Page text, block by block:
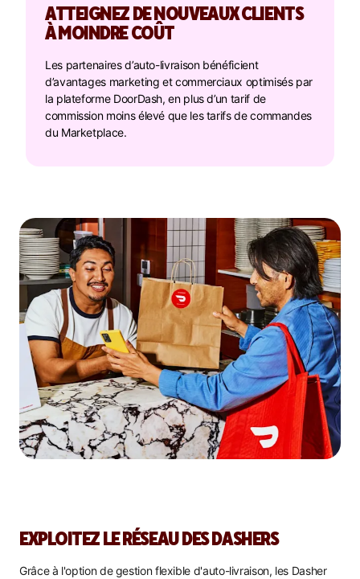
ATTEIGNEZ DE NOUVEAUX CLIENTS
À MOINDRE COÛT
Les partenaires d’auto-livraison bénéficient
d’avantages marketing et commerciaux optimisés par
la plateforme DoorDash, en plus d’un tarif de
commission moins élevé que les tarifs de commandes
du Marketplace.
EXPLOITEZ LE RÉSEAU DES DASHERS
Grâce à l'option de gestion flexible d'auto-livraison, les Dasher